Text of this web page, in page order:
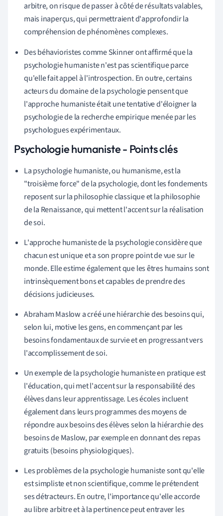
arbitre, on risque de passer à côté de résultats valables,
mais inaperçus, qui permettraient d'approfondir la
compréhension de phénomènes complexes.
Des béhavioristes comme Skinner ont affirmé que la
psychologie humaniste n'est pas scientifique parce
qu'elle fait appel à l'introspection. En outre, certains
acteurs du domaine de la psychologie pensent que
l'approche humaniste était une tentative d'éloigner la
psychologie de la recherche empirique menée par les
psychologues expérimentaux.
Psychologie humaniste - Points clés
La psychologie humaniste, ou humanisme, est la
"troisième force" de la psychologie, dont les fondements
reposent sur la philosophie classique et la philosophie
de la Renaissance, qui mettent l'accent sur la réalisation
de soi.
L'approche humaniste de la psychologie considère que
chacun est unique et a son propre point de vue sur le
monde. Elle estime également que les êtres humains sont
intrinsèquement bons et capables de prendre des
décisions judicieuses.
Abraham Maslow a créé une hiérarchie des besoins qui,
selon lui, motive les gens, en commençant par les
besoins fondamentaux de survie et en progressant vers
l'accomplissement de soi.
Un exemple de la psychologie humaniste en pratique est
l'éducation, qui met l'accent sur la responsabilité des
élèves dans leur apprentissage. Les écoles incluent
également dans leurs programmes des moyens de
répondre aux besoins des élèves selon la hiérarchie des
besoins de Maslow, par exemple en donnant des repas
gratuits (besoins physiologiques).
Les problèmes de la psychologie humaniste sont qu'elle
est simpliste et non scientifique, comme le prétendent
ses détracteurs. En outre, l'importance qu'elle accorde
au libre arbitre et à la pertinence peut entraver les